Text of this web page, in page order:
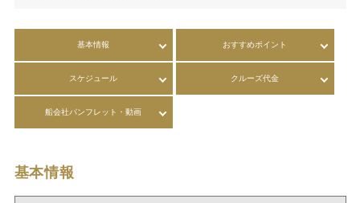
基本情報 おすすめポイント
スケジュール クルーズ代金
船会社パンフレット・動画
基本情報